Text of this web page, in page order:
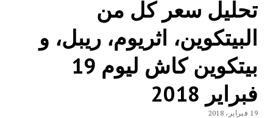
تحليل سعر كل من
البيتكوين، اثريوم، ريبل، و
بيتكوين كاش ليوم 19
فبراير 2018
19 فبراير، 2018